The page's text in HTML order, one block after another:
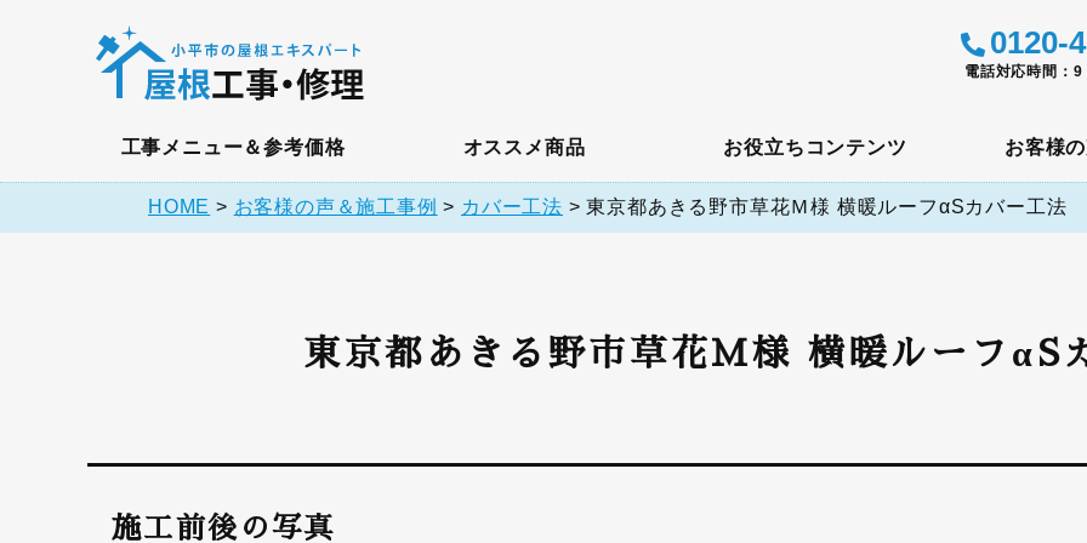
0120-
電話対応時間：
工事メニュー＆参考価格 オススメ商品 お役立ちコンテンツ お客様
HOME > お客様の声＆施工事例 > カバー工法 >東京都あきる野市草花Ｍ様 横暖ルーフαSカバー工法
東京都あきる野市草花Ｍ様 横暖ルーフαS
施工前後の写真